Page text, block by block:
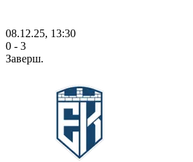
08.12.25, 13:30
0 - 3
Заверш.